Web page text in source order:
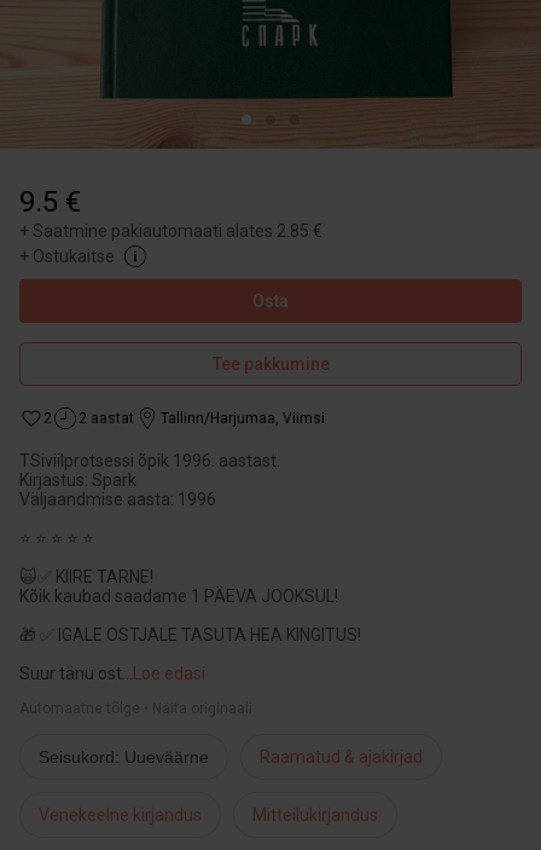
9.5 €
+Saatmine pakiautomaati alates 2.85 €
+ Ostukaitse
Osta
Tee pakkumine
2 2 aastat Tallinn/Harjumaa, Viimsi
TSiviilprotsessi õpik 1996. aastast.
Kirjastus: Spark
Väljaandmise aasta: 1996
⭐ ⭐ ⭐ ⭐ ⭐
🙀✅ KIIRE TARNE!
Kõik kaubad saadame 1 PÄEVA JOOKSUL!
🎁 ✅ IGALE OSTJALE TASUTA HEA KINGITUS!
Suur tänu ost
Loe edasi
Seisukord: Uueväärne Raamatud & ajakirjad
Venekeelne kirjandus Mitteilukirjandus